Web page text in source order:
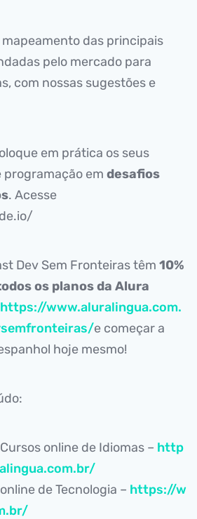
mapeamento das principais
pelo mercado para
com nossas sugestões e
em prática os seus
em desafios
. Acesse
Dev Sem Fronteiras têm 10%
os planos da Alura
https://www.aluralingua.com.
e começar a
hoje mesmo!
Cursos online de Idiomas – http
de Tecnologia – https://w